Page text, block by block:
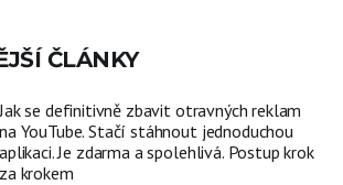
ČLÁNKY
Jak se definitivně zbavit otravných reklam
na YouTube. Stačí stáhnout jednoduchou
aplikaci. Je zdarma a spolehlivá. Postup krok
za krokem